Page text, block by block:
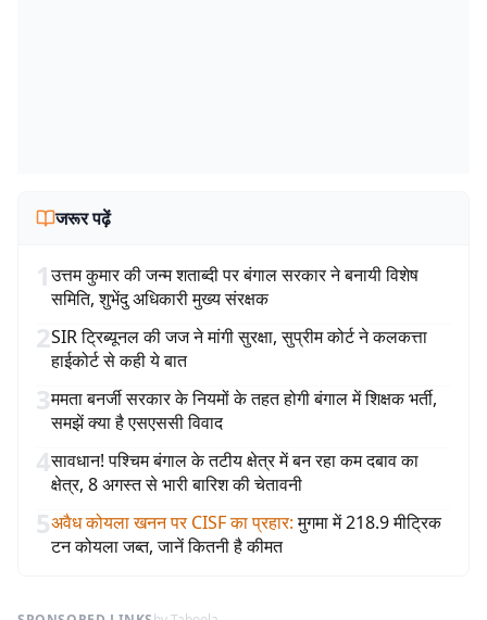
जरूर पढ़ें
1उत्तम कुमार की जन्म शताब्दी पर बंगाल सरकार ने बनायी विशेष
समिति, शुभेंदु अधिकारी मुख्य संरक्षक
2SIR ट्रिब्यूनल की जज ने मांगी सुरक्षा, सुप्रीम कोर्ट ने कलकत्ता
हाईकोर्ट से कही ये बात
3ममता बनर्जी सरकार के नियमों के तहत होगी बंगाल में शिक्षक भर्ती,
समझें क्या है एसएससी विवाद
4सावधान! पश्चिम बंगाल के तटीय क्षेत्र में बन रहा कम दबाव का
क्षेत्र, 8 अगस्त से भारी बारिश की चेतावनी
5अवैध कोयला खनन पर CISF का प्रहार: मुगमा में 218.9 मीट्रिक
टन कोयला जब्त, जानें कितनी है कीमत